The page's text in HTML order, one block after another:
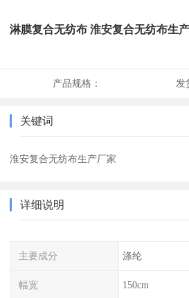
淋膜复合无纺布 淮安复合无纺布生
产品规格： 发
关键词
淮安复合无纺布生产厂家
详细说明
主要成分 涤纶
幅宽 150cm